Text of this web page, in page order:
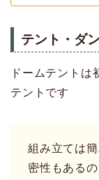
テント・ダ
ドームテントは
テントです
組み立ては
密性もある